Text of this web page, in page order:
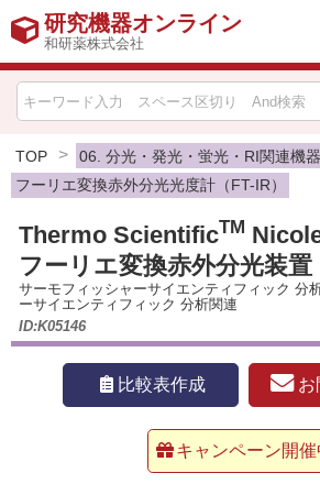
研究機器オンライン
和研薬株式会社
TOP
06. 分光・発光・蛍光・RI関連機器
フーリエ変換赤外分光光度計（FT-IR）
Thermo ScientificTM
フーリエ変換赤外分光装置
サーモフィッシャーサイエンティフィック 分
ーサイエンティフィック 分析関連
ID:K05146
比較表作成 お
キャンペーン開催
HOME
比較表作成
お知らせ
機器キャンペーン情報一覧
カテゴリー一覧
メーカー別索引